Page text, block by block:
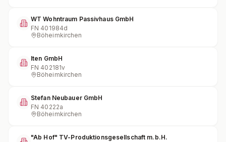
WT Wohntraum Passivhaus GmbH
FN 401984d
Böheimkirchen
Iten GmbH
FN 402181v
Böheimkirchen
Stefan Neubauer GmbH
FN 40222a
Böheimkirchen
"Ab Hof" TV-Produktionsgesellschaft m.b.H.